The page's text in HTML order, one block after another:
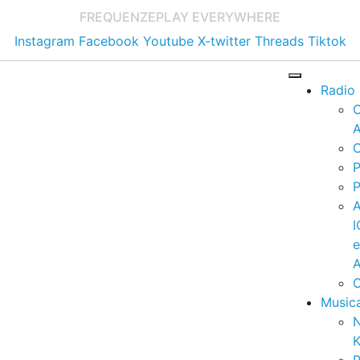
FREQUENZEPLAY EVERYWHERE
Instagram Facebook Youtube X-twitter Threads Tiktok
Radio
e